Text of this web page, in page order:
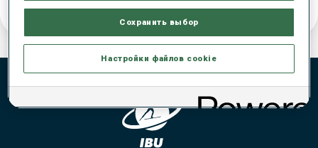
Сохранить выбор
Настройки файлов cookie